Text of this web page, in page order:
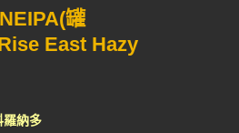
罐
East Hazy
納多